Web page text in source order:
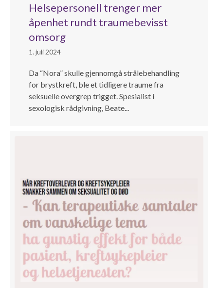
Helsepersonell trenger mer
åpenhet rundt traumebevisst
omsorg
1. juli 2024
Da “Nora” skulle gjennomgå strålebehandling
for brystkreft, ble et tidligere traume fra
seksuelle overgrep trigget. Spesialist i
sexologisk rådgivning, Beate...